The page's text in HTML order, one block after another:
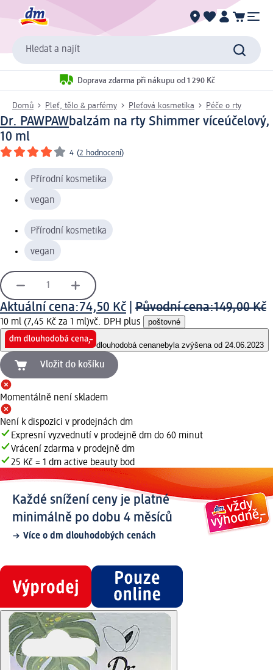
Hledat a najít
Doprava zdarma při nákupu od 1 290 Kč
Domů Pleť, tělo & parfémy Pleťová kosmetika Péče o rty
Dr. PAWPAWbalzám na rty Shimmer víceúčelový,
10 ml
4 (2 hodnocení)
Přírodní kosmetika
vegan
Přírodní kosmetika
vegan
Aktuální cena:74,50 Kč Původní cena:149,00 Kč
10 ml (7,45 Kč za 1 ml)vč. DPH plus poštovné
dlouhodobá cenanebyla zvýšena od 24.06.2023
Vložit do košíku
Momentálně není skladem
Není k dispozici v prodejnách dm
Expresní vyzvednutí v prodejně dm do 60 minut
Vrácení zdarma v prodejně dm
25 Kč = 1 dm active beauty bod
Každé snížení ceny je platné
minimálně po dobu 4 měsíců
Více o dm dlouhodobých cenách